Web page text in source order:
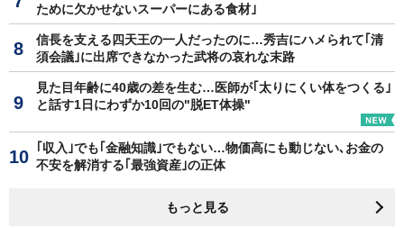
ために欠かせないスーパーにある食材｣
信長を支える四天王の一人だったのに…秀吉にハメられて｢清
須会議｣に出席できなかった武将の哀れな末路
見た目年齢に40歳の差を生む…医師が｢太りにくい体をつくる｣
と話す1日にわずか10回の"脱ET体操"
｢収入｣でも｢金融知識｣でもない…物価高にも動じない､お金の
不安を解消する｢最強資産｣の正体
もっと見る